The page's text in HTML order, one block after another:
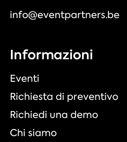
info@eventpartners.be
Informazioni
Eventi
Richiesta di preventivo
Richiedi una demo
Chi siamo